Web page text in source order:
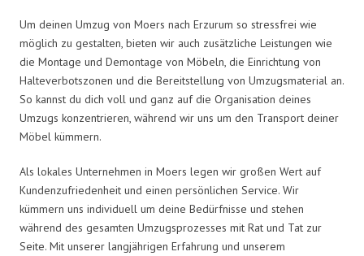
Um deinen Umzug von Moers nach Erzurum so stressfrei wie
möglich zu gestalten, bieten wir auch zusätzliche Leistungen wie
die Montage und Demontage von Möbeln, die Einrichtung von
Halteverbotszonen und die Bereitstellung von Umzugsmaterial an.
So kannst du dich voll und ganz auf die Organisation deines
Umzugs konzentrieren, während wir uns um den Transport deiner
Möbel kümmern.
Als lokales Unternehmen in Moers legen wir großen Wert auf
Kundenzufriedenheit und einen persönlichen Service. Wir
kümmern uns individuell um deine Bedürfnisse und stehen
während des gesamten Umzugsprozesses mit Rat und Tat zur
Seite. Mit unserer langjährigen Erfahrung und unserem